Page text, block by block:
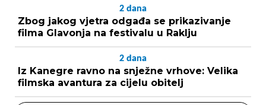
2 dana
Zbog jakog vjetra odgađa se prikazivanje
filma Glavonja na festivalu u Raklju
2 dana
Iz Kanegre ravno na snježne vrhove: Velika
filmska avantura za cijelu obitelj